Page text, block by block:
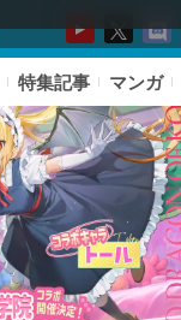
特集記事 マンガ